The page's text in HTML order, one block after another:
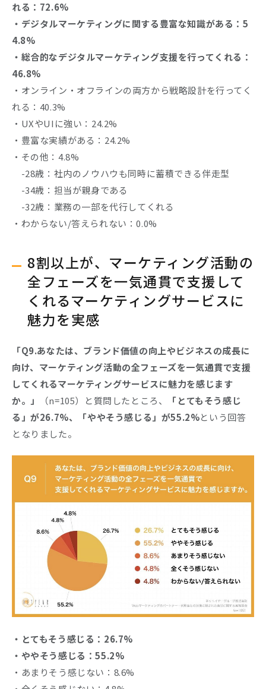
れる：72.6%
・デジタルマーケティングに関する豊富な知識がある：5
4.8%
・総合的なデジタルマーケティング支援を行ってくれる：
46.8%
・オンライン・オフラインの両方から戦略設計を行ってく
れる：40.3%
・UXやUIに強い：24.2%
・豊富な実績がある：24.2%
・その他：4.8%
-28歳：社内のノウハウも同時に蓄積できる伴走型
-34歳：担当が親身である
-32歳：業務の一部を代行してくれる
・わからない/答えられない：0.0%
8割以上が、マーケティング活動の
全フェーズを一気通貫で支援して
くれるマーケティングサービスに
魅力を実感
「Q9.あなたは、ブランド価値の向上やビジネスの成長に
向け、マーケティング活動の全フェーズを一気通貫で支援
してくれるマーケティングサービスに魅力を感じます
か。」
（n=105）と質問したところ、
「とてもそう感じ
る」が26.7%、「ややそう感じる」が55.2%という回答
となりました。
・とてもそう感じる：26.7%
・ややそう感じる：55.2%
・あまりそう感じない：8.6%